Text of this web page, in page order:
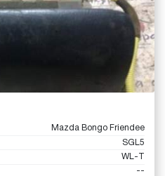
Mazda Bongo Friendee
SGL5
WL-T
--